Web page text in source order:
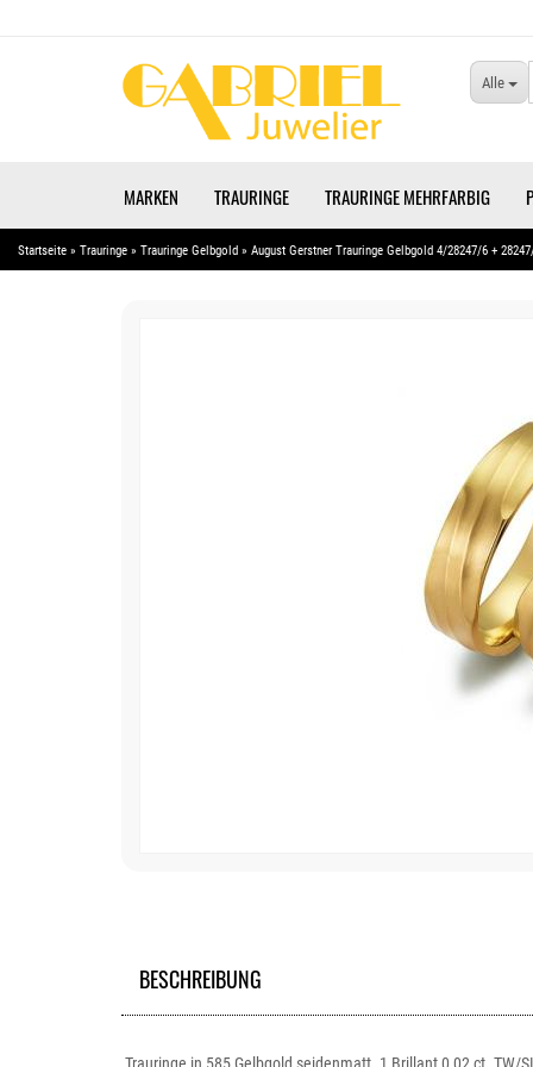
Alle
MARKEN TRAURINGE TRAURINGE MEHRFARBIG
Startseite » Trauringe » Trauringe Gelbgold » August Gerstner Trauringe Gelbgold 4/28247/6 +
BESCHREIBUNG